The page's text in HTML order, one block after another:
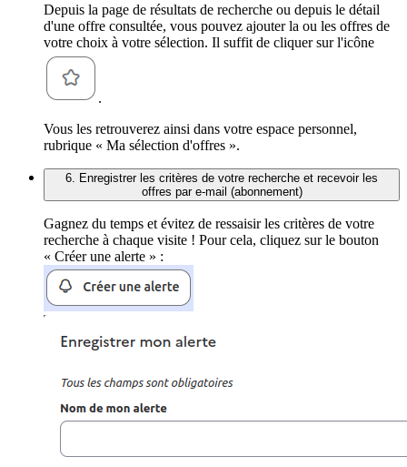
Depuis la page de résultats de recherche ou depuis le détail
d'une offre consultée, vous pouvez ajouter la ou les offres de
votre choix à votre sélection. Il suffit de cliquer sur l'icône
.
Vous les retrouverez ainsi dans votre espace personnel,
rubrique « Ma sélection d'offres ».
6. Enregistrer les critères de votre recherche et recevoir les
offres par e-mail (abonnement)
Gagnez du temps et évitez de ressaisir les critères de votre
recherche à chaque visite ! Pour cela, cliquez sur le bouton
« Créer une alerte » :